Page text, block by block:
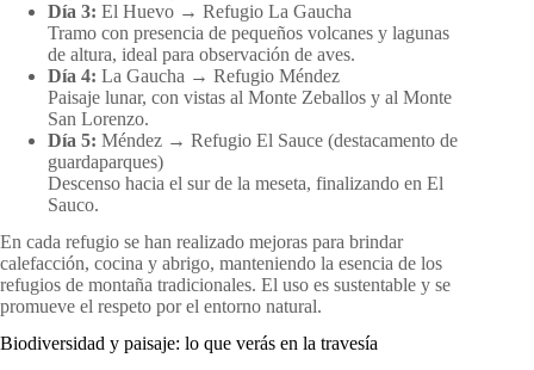
Día 3: El Huevo → Refugio La Gaucha
Tramo con presencia de pequeños volcanes y lagunas
de altura, ideal para observación de aves.
Día 4: La Gaucha → Refugio Méndez
Paisaje lunar, con vistas al Monte Zeballos y al Monte
San Lorenzo.
Día 5: Méndez → Refugio El Sauce (destacamento de
guardaparques)
Descenso hacia el sur de la meseta, finalizando en El
Sauco.
En cada refugio se han realizado mejoras para brindar
calefacción, cocina y abrigo, manteniendo la esencia de los
refugios de montaña tradicionales. El uso es sustentable y se
promueve el respeto por el entorno natural.
Biodiversidad y paisaje: lo que verás en la travesía